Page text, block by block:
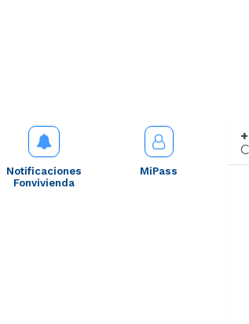
Notificaciones
Fonvivienda
MiPass